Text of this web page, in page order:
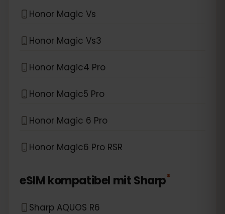
Honor Magic Vs
Honor Magic Vs3
Honor Magic4 Pro
Honor Magic5 Pro
Honor Magic 6 Pro
Honor Magic6 Pro RSR
eSIM kompatibel mitSharp*
Sharp AQUOS R6